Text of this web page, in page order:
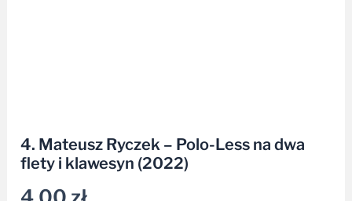
4. Mateusz Ryczek – Polo-Less na dwa
flety i klawesyn (2022)